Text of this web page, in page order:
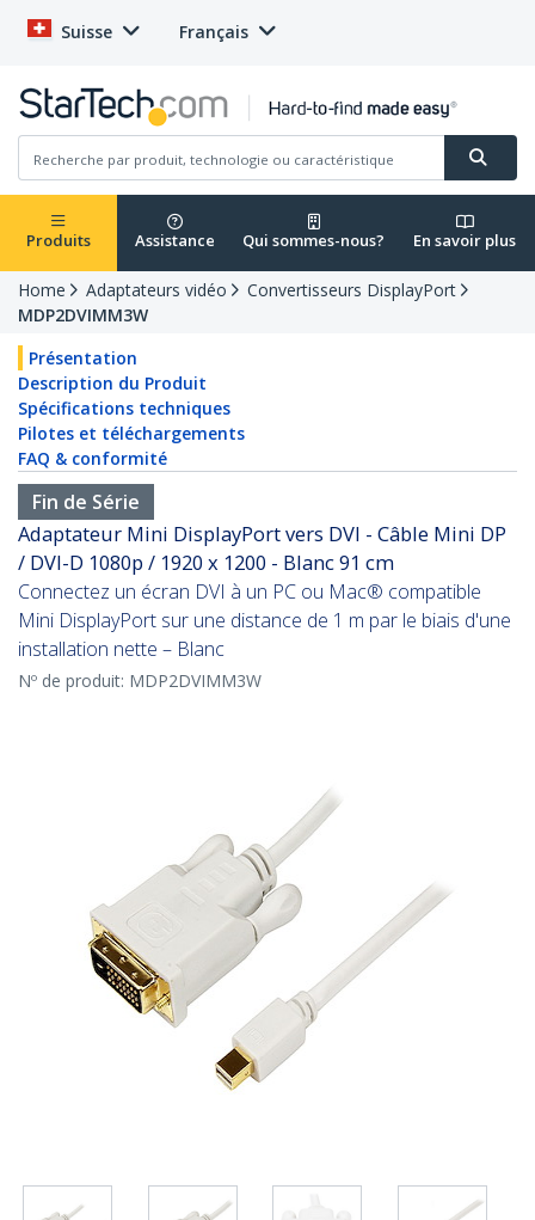
Suisse Français
Produits Assistance Qui sommes-nous? En savoir plus
Home Adaptateurs vidéo
Convertisseurs DisplayPort
MDP2DVIMM3W
Présentation
Description du Produit
Spécifications techniques
Pilotes et téléchargements
FAQ & conformité
Fin de Série
Adaptateur Mini DisplayPort vers DVI - Câble Mini DP
/ DVI-D 1080p / 1920 x 1200 - Blanc 91 cm
Connectez un écran DVI à un PC ou Mac® compatible
Mini DisplayPort sur une distance de 1 m par le biais d'une
installation nette – Blanc
Nº de produit: MDP2DVIMM3W